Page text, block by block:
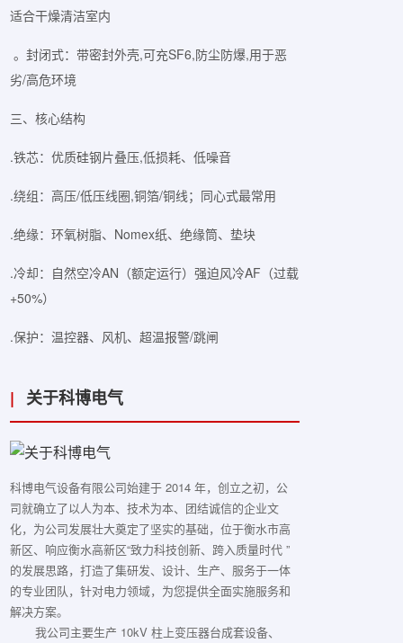
适合干燥清洁室内
。封闭式：带密封外壳,可充SF6,防尘防爆,用于恶
劣/高危环境
三、核心结构
.铁芯：优质硅钢片叠压,低损耗、低噪音
.绕组：高压/低压线圈,铜箔/铜线；同心式最常用
.绝缘：环氧树脂、Nomex纸、绝缘筒、垫块
.冷却：自然空冷AN（额定运行）强迫风冷AF（过载
+50%）
.保护：温控器、风机、超温报警/跳闸
| 关于科博电气
科博电气设备有限公司始建于 2014 年，创立之初，公
司就确立了以人为本、技术为本、团结诚信的企业文
化，为公司发展壮大奠定了坚实的基础，位于衡水市高
新区、响应衡水高新区“致力科技创新、跨入质量时代 ”
的发展思路，打造了集研发、设计、生产、服务于一体
的专业团队，针对电力领域，为您提供全面实施服务和
解决方案。
我公司主要生产 10kV 柱上变压器台成套设备、